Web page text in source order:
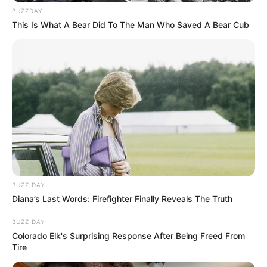
τα χρήματα θα πιστωθούν κατευθείαν στον
myAADE. Σε περιπτώσεις που προστεθεί νέο
προστατευόμενο μέλος μετά την υποβολή της
δήλωσης, οι γονείς έχουν περιθώριο
ενημέρωσης του Μητρώου έως τα τέλη
Ιουλίου, με την πληρωμή να μεταφέρεται για
τον Αύγουστο.
Για τη χορήγηση αξιολογείται το συνολικό
οικογενειακό εισόδημα του φορολογικού έτους
2024. Τα εισοδηματικά όρια διαμορφώνονται
ως εξής:
BUZZDAY
This Is What A Bear Did To The Man Who Saved A Bear Cub
BUZZ DAY
Diana’s Last Words: Firefighter Finally Reveals The Truth
BUZZ DAY
Colorado Elk's Surprising Response After Being Freed From
Tire